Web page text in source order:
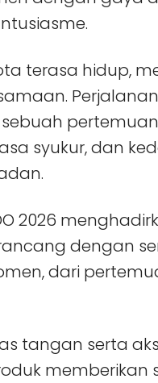
terasa hidup,
syukur, dan
2026
dengan
dari
tangan serta
memberikan